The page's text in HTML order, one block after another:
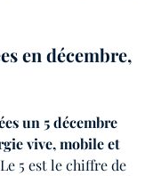
en décembre,
un 5 décembre
vive, mobile et
Le 5 est le chiffre de